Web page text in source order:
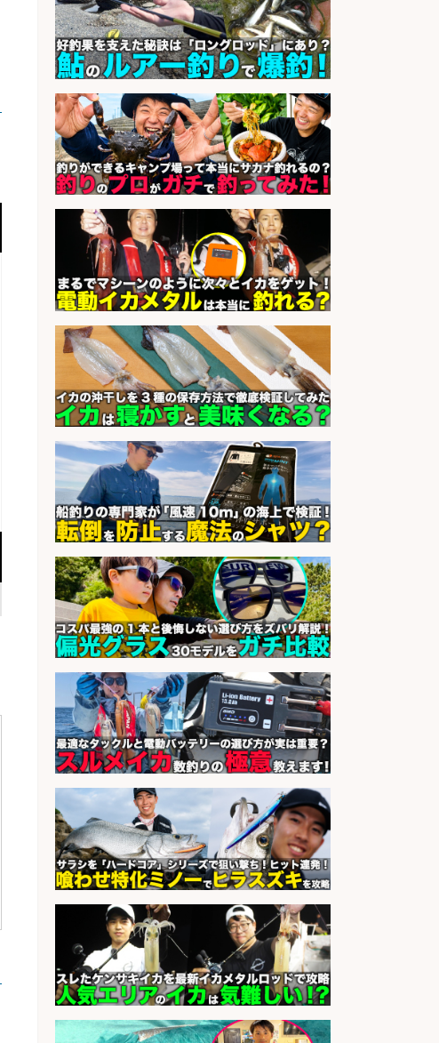
レジカウンター/お釣りの計算不要
の簡単レジ 未経験も安心の研修あり
1日2h
会社名 オーケー株式会社
sponsored by 求人ボックス
ホールスタッフ/20代～30代が活躍
中/高時給 週3日～OK お肉・お魚料
理のキッチンスタッフ@西武池袋/
東京都/豊島区
会社名 株式会社ディンプル
sponsored by 求人ボックス
レジカウンター/お釣りの計算不要
の簡単レジ 未経験も安心の研修あり
1日2h
会社名 オーケー株式会社
sponsored by 求人ボックス
コンビニ/広島県/調理なし・軽作業
スタート お魚のパック詰め 品出し/
週4日から勤務OK/希望休が取得で
きる
会社名 株式会社ホットスタッフ五日市
sponsored by 求人ボックス
日払いOKで即日収入/キッチンスタ
ッフ/「神戸市灘区」日払いOK/王子
公園駅徒歩4分のスーパーでお魚の
加工やお刺身の盛り付け/未経験歓
迎のシフト制日勤/自転車・バイク
通勤OK
パーソルファクトリーパートナ
ーズ株式会社
sponsored by 求人ボックス
さらに求人情報を見る